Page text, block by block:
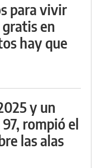
para vivir
en
hay que
y un
rompió el
las alas